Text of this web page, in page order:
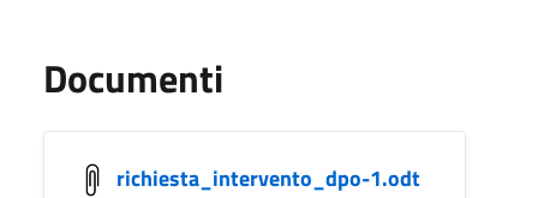
Documenti
richiesta_intervento_dpo-1.odt